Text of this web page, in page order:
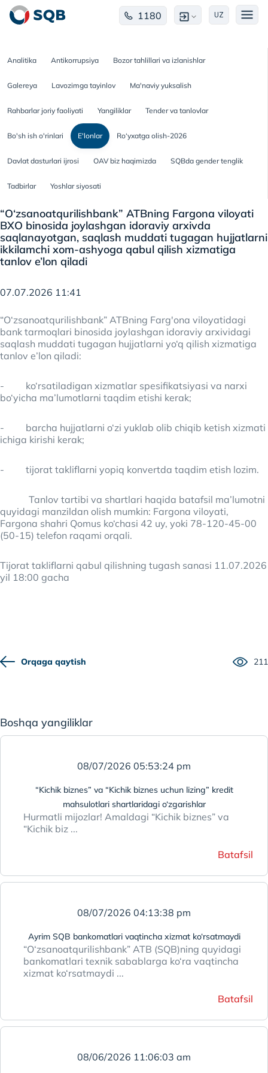
1180 UZ
Analitika Antikorrupsiya Bozor tahlillari va izlanishlar
Galereya Lavozimga tayinlov Ma'naviy yuksalish
Rahbarlar joriy faoliyati Yangiliklar Tender va tanlovlar
Bo'sh ish o'rinlari E'lonlar Ro‘yxatga olish-2026
Davlat dasturlari ijrosi OAV biz haqimizda SQBda gender tenglik
Tadbirlar Yoshlar siyosati
“O‘zsanoatqurilishbank” ATBning Fargona viloyati
BXO binosida joylashgan idoraviy arxivda
saqlanayotgan, saqlash muddati tugagan hujjatlarni
ikkilamchi xom-ashyoga qabul qilish xizmatiga
tanlov e’lon qiladi
07.07.2026 11:41
“O‘zsanoatqurilishbank” ATBning Farg'ona viloyatidagi
bank tarmoqlari binosida joylashgan idoraviy arxividagi
saqlash muddati tugagan hujjatlarni yo‘q qilish xizmatiga
tanlov e’lon qiladi:
- ko‘rsatiladigan xizmatlar spesifikatsiyasi va narxi
bo‘yicha ma’lumotlarni taqdim etishi kerak;
- barcha hujjatlarni o‘zi yuklab olib chiqib ketish xizmati
ichiga kirishi kerak;
- tijorat takliflarni yopiq konvertda taqdim etish lozim.
Tanlov tartibi va shartlari haqida batafsil ma’lumotni
quyidagi manzildan olish mumkin: Fargona viloyati,
Fargona shahri Qomus ko‘chasi 42 uy, yoki 78-120-45-00
(50-15) telefon raqami orqali.
Tijorat takliflarni qabul qilishning tugash sanasi 11.07.2026
yil 18:00 gacha
Orqaga qaytish 211
Boshqa yangiliklar
08/07/2026 05:53:24 pm
“Kichik biznes” va “Kichik biznes uchun lizing” kredit
mahsulotlari shartlaridagi o‘zgarishlar
Hurmatli mijozlar! Amaldagi “Kichik biznes” va
“Kichik biz ...
Batafsil
08/07/2026 04:13:38 pm
Ayrim SQB bankomatlari vaqtincha xizmat ko‘rsatmaydi
“O‘zsanoatqurilishbank” ATB (SQB)ning quyidagi
bankomatlari texnik sabablarga ko‘ra vaqtincha
xizmat ko‘rsatmaydi ...
Batafsil
08/06/2026 11:06:03 am